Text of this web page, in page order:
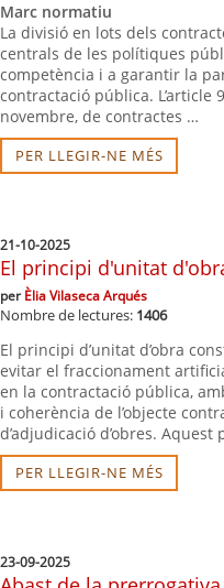
Marc normatiu
La divisió en lots dels
centrals de les polítiques
competència i a garantir la
contractació pública. L’article
novembre, de contractes …
PER LLEGIR-NE MÉS
21-10-2025
El principi d'unitat
perÈlia Vilaseca Arqués
Nombre de lectures: 1406
El principi d’unitat d’obra
evitar el fraccionament
en la contractació pública,
i coherència de l’objecte
d’adjudicació d’obres.
PER LLEGIR-NE MÉS
23-09-2025